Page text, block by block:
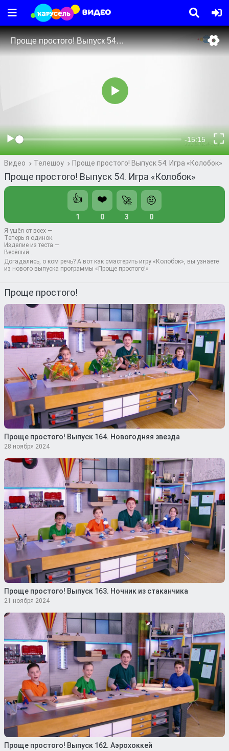
Видео Телешоу Проще простого! Выпуск 54. Игра «Колобок»
Проще простого! Выпуск 54. Игра «Колобок»
👍
1
❤️
0
🚀
3
🤨
0
Я ушёл от всех —
Теперь я одинок.
Изделие из теста —
Весёлый…
Догадались, о ком речь? А вот как смастерить игру «Колобок», вы узнаете
из нового выпуска программы «Проще простого!»
Проще простого!
Проще простого! Выпуск 164. Новогодняя звезда
28 ноября 2024
Проще простого! Выпуск 163. Ночник из стаканчика
21 ноября 2024
Проще простого! Выпуск 162. Аэрохоккей